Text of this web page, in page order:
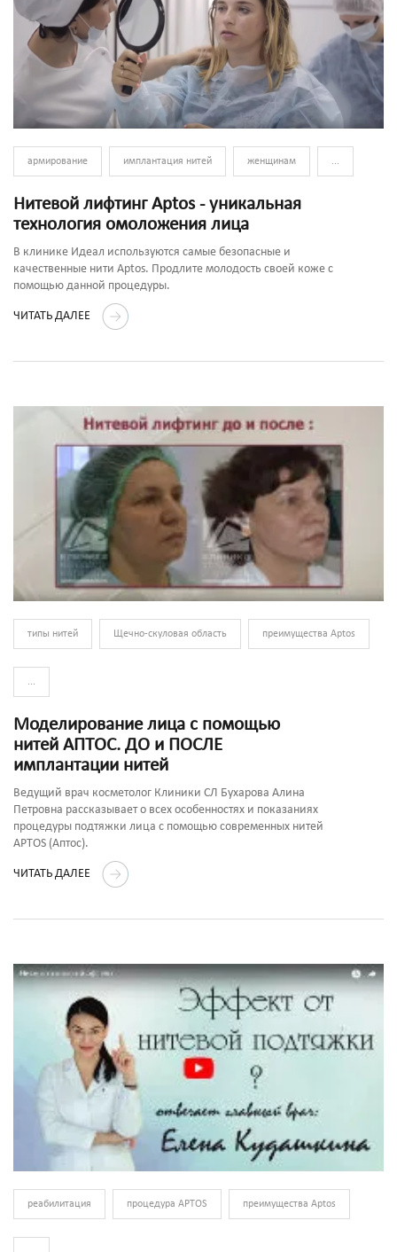
армирование имплантация нитей женщинам ...
Нитевой лифтинг Aptos - уникальная
технология омоложения лица
В клинике Идеал используются самые безопасные и
качественные нити Aptos. Продлите молодость своей коже с
помощью данной процедуры.
ЧИТАТЬ ДАЛЕЕ
типы нитей Щечно-скуловая область преимущества Aptos
...
Моделирование лица с помощью
нитей АПТОС. ДО и ПОСЛЕ
имплантации нитей
Ведущий врач косметолог Клиники СЛ Бухарова Алина
Петровна рассказывает о всех особенностях и показаниях
процедуры подтяжки лица с помощью современных нитей
APTOS (Аптос).
ЧИТАТЬ ДАЛЕЕ
реабилитация процедура APTOS преимущества Aptos